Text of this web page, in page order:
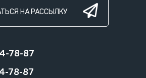
НА РАССЫЛКУ
78-87
78-87